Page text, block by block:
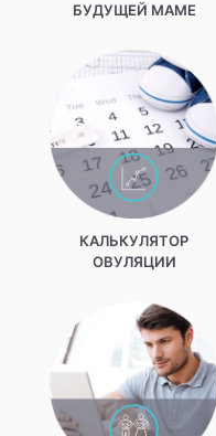
БУДУЩЕЙ МАМЕ
КАЛЬКУЛЯТОР
ОВУЛЯЦИИ